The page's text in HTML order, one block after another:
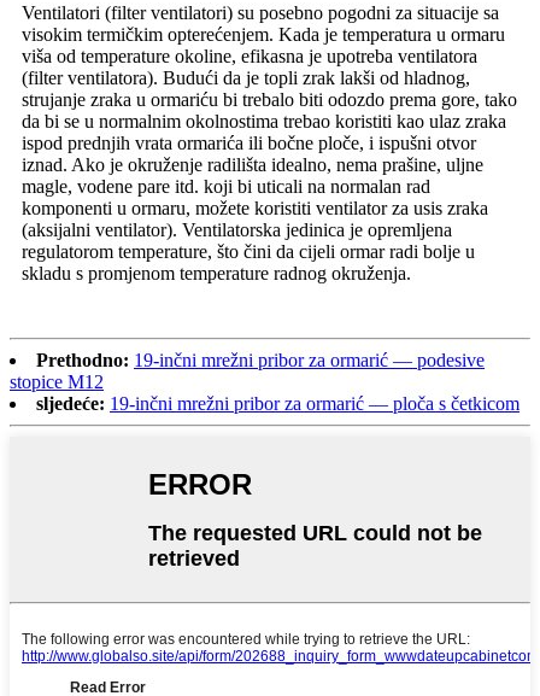
Ventilatori (filter ventilatori) su posebno pogodni za situacije sa
visokim termičkim opterećenjem. Kada je temperatura u ormaru
viša od temperature okoline, efikasna je upotreba ventilatora
(filter ventilatora). Budući da je topli zrak lakši od hladnog,
strujanje zraka u ormariću bi trebalo biti odozdo prema gore, tako
da bi se u normalnim okolnostima trebao koristiti kao ulaz zraka
ispod prednjih vrata ormarića ili bočne ploče, i ispušni otvor
iznad. Ako je okruženje radilišta idealno, nema prašine, uljne
magle, vodene pare itd. koji bi uticali na normalan rad
komponenti u ormaru, možete koristiti ventilator za usis zraka
(aksijalni ventilator). Ventilatorska jedinica je opremljena
regulatorom temperature, što čini da cijeli ormar radi bolje u
skladu s promjenom temperature radnog okruženja.
Prethodno: 19-inčni mrežni pribor za ormarić — podesive
stopice M12
sljedeće: 19-inčni mrežni pribor za ormarić — ploča s četkicom